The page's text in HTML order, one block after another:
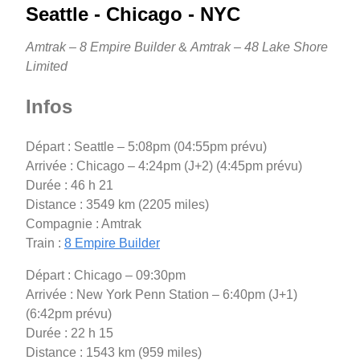
Seattle - Chicago - NYC
Amtrak – 8 Empire Builder& Amtrak – 48 Lake Shore
Limited
Infos
Départ : Seattle – 5:08pm (04:55pm prévu)
Arrivée : Chicago – 4:24pm (J+2) (4:45pm prévu)
Durée : 46 h 21
Distance : 3549 km (2205 miles)
Compagnie : Amtrak
Train : 8 Empire Builder
Départ : Chicago – 09:30pm
Arrivée : New York Penn Station – 6:40pm (J+1)
(6:42pm prévu)
Durée : 22 h 15
Distance : 1543 km (959 miles)